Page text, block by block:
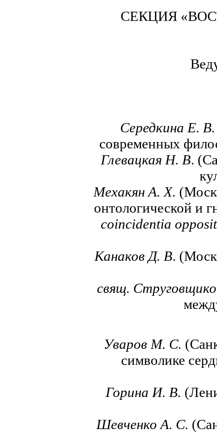
СЕКЦИЯ
Середкина Е. В.
современных
Глевацкая Н. В.
Мехакян А. Х.
онтологической и
coincidentia
Канаков Д. В.
свящ.
Уваров М. С.
символике
Горина И. В.
Шевченко А. С.